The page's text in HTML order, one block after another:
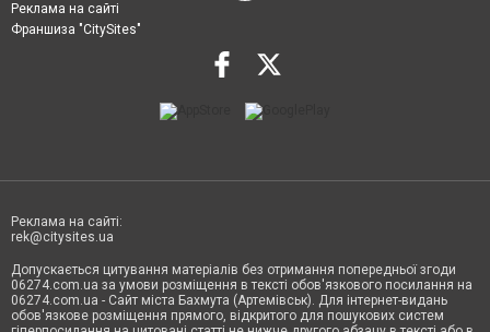
Реклама на сайті
Франшиза "CitySites"
Реклама на сайті:
rek@citysites.ua
Допускається цитування матеріалів без отримання попередньої згоди
06274.com.ua за умови розміщення в тексті обов'язкового посилання на
06274.com.ua - Сайт міста Бахмута (Артемівськ). Для інтернет-видань
обов'язкове розміщення прямого, відкритого для пошукових систем